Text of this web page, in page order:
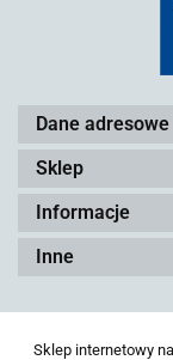
Dane adresowe
Sklep
Informacje
Inne
Sklep internetowy